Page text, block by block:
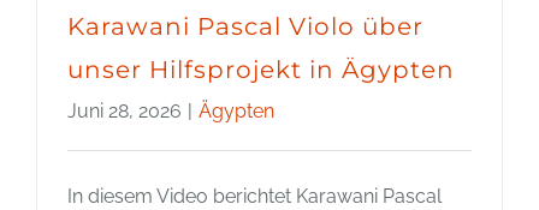
Karawani Pascal Violo über
unser Hilfsprojekt in Ägypten
Juni 28, 2026 Ägypten
In diesem Video berichtet Karawani Pascal